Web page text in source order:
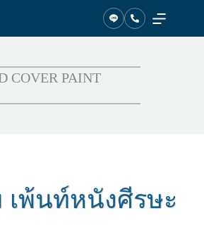
COVER PAINT
เพ้นท์หนังศีรษะ